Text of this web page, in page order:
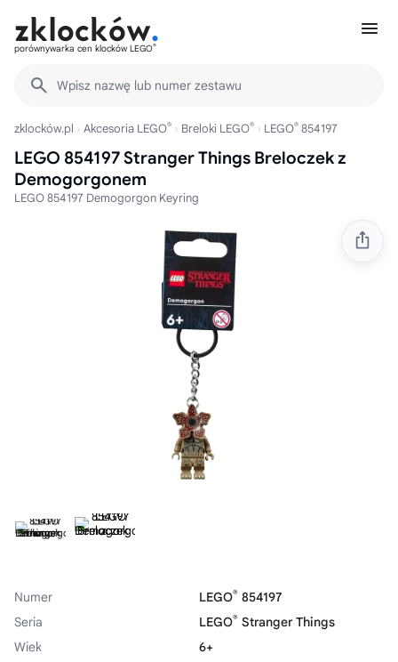
porównywarka cen klocków LEGO®
Wpisz nazwę lub numer zestawu
zklocków.pl Akcesoria LEGO® Breloki LEGO® LEGO® 854197
LEGO 854197 Stranger Things Breloczek z
Demogorgonem
LEGO 854197 Demogorgon Keyring
Numer LEGO® 854197
Seria
LEGO® Stranger Things
Wiek
6+